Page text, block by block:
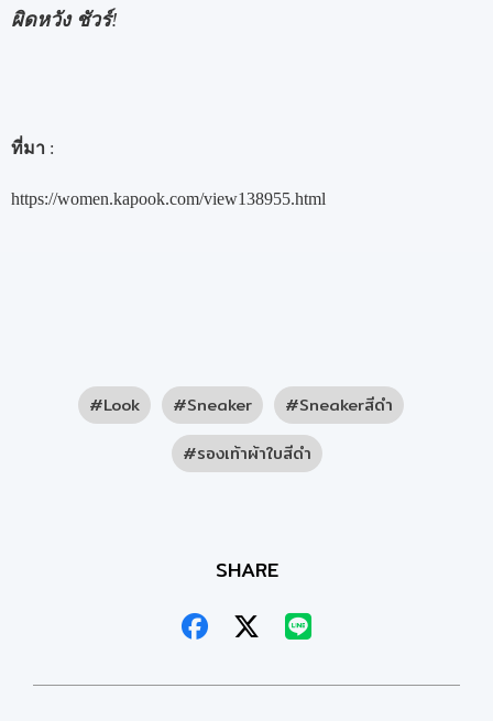
ผิดหวัง ชัวร์!
ที่มา :
https://women.kapook.com/view138955.html
Look Sneaker
Sneakerสีดำ
รองเท้าผ้าใบสีดำ
SHARE